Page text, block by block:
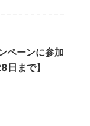
ペーンに参加
まで】